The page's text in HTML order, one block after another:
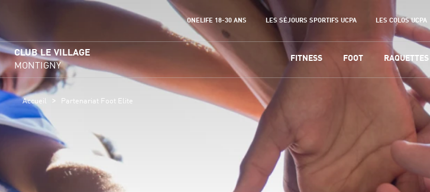
ONELIFE 18-30 ANS LES SÉJOURS SPORTIFS UCPA LES COLOS UCPA
CLUB LE VILLAGE
MONTIGNY
FITNESS FOOT RAQUETTES
Accueil > Partenariat Foot Elite